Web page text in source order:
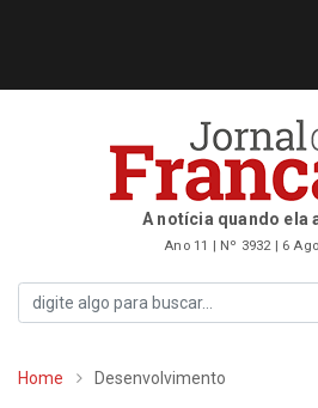
A notícia quando ela
Ano 11 | Nº 3932 | 6
Home Desenvolvimento